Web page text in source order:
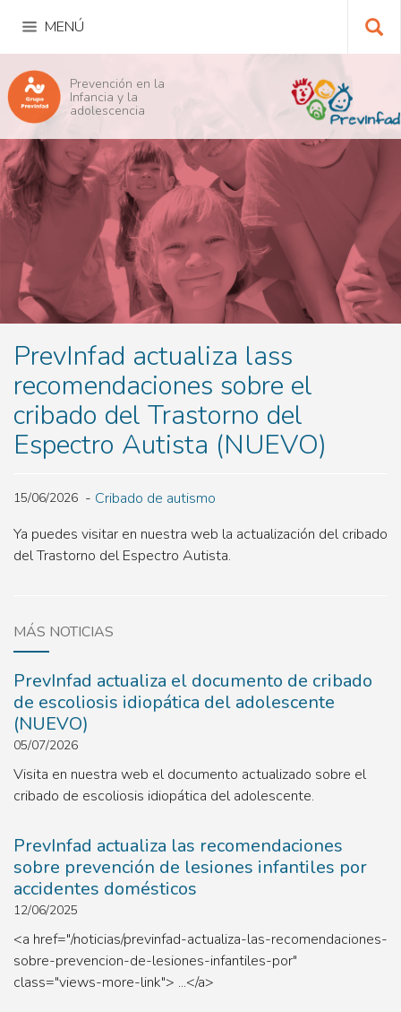
contenido
principal
Prevención en la
Infancia y la
adolescencia
PrevInfad actualiza lass
recomendaciones sobre el
cribado del Trastorno del
Espectro Autista (NUEVO)
15/06/2026
Cribado de autismo
Ya puedes visitar en nuestra web la actualización del cribado
del Trastorno del Espectro Autista.
MÁS NOTICIAS
PrevInfad actualiza el documento de cribado
de escoliosis idiopática del adolescente
(NUEVO)
05/07/2026
Visita en nuestra web el documento actualizado sobre el
cribado de escoliosis idiopática del adolescente.
PrevInfad actualiza las recomendaciones
sobre prevención de lesiones infantiles por
accidentes domésticos
12/06/2025
<a href="/noticias/previnfad-actualiza-las-recomendaciones-
sobre-prevencion-de-lesiones-infantiles-por"
class="views-more-link"> ...</a>